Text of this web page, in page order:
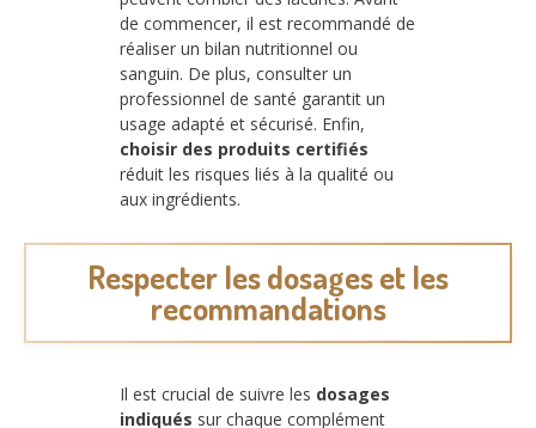
de commencer, il est recommandé de
réaliser un bilan nutritionnel ou
sanguin. De plus, consulter un
professionnel de santé garantit un
usage adapté et sécurisé. Enfin,
choisir des produits certifiés
réduit les risques liés à la qualité ou
aux ingrédients.
Respecter les dosages et les
recommandations
Il est crucial de suivre les dosages
indiqués sur chaque complément